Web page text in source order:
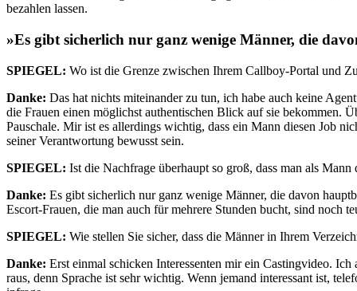
bezahlen lassen.
»Es gibt sicherlich nur ganz wenige Männer, die
SPIEGEL: Wo ist die Grenze zwischen Ihrem Callboy-Portal und
Danke: Das hat nichts miteinander zu tun, ich habe auch keine
die Frauen einen möglichst authentischen Blick auf sie bekommen.
Pauschale. Mir ist es allerdings wichtig, dass ein Mann diesen Job
seiner Verantwortung bewusst sein.
SPIEGEL: Ist die Nachfrage überhaupt so groß, dass man als Mann
Danke: Es gibt sicherlich nur ganz wenige Männer, die davon
Escort-Frauen, die man auch für mehrere Stunden bucht, sind noch
SPIEGEL: Wie stellen Sie sicher, dass die Männer in Ihrem
Danke: Erst einmal schicken Interessenten mir ein Castingvideo.
raus, denn Sprache ist sehr wichtig. Wenn jemand interessant ist,